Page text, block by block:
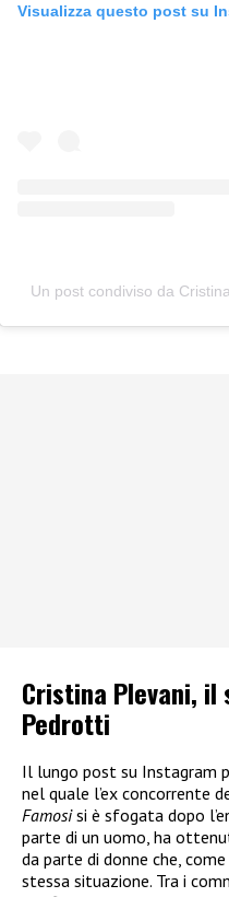
Visualizza questo post su
Un post condiviso da
Cristina Plevani,
Pedrotti
Il lungo post su Instagram
nel quale l’ex concorrente
Famosisi è sfogata dopo
parte di un uomo, ha
da parte di donne che,
stessa situazione. Tra i